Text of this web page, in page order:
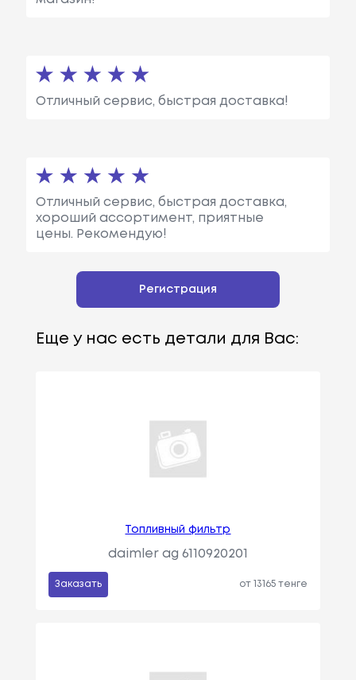
Отличный сервис, быстрая доставка!
Отличный сервис, быстрая доставка,
хороший ассортимент, приятные
цены. Рекомендую!
Регистрация
Еще у нас есть детали для Вас:
Топливный фильтр
daimler ag 6110920201
Заказать от 13165 тенге